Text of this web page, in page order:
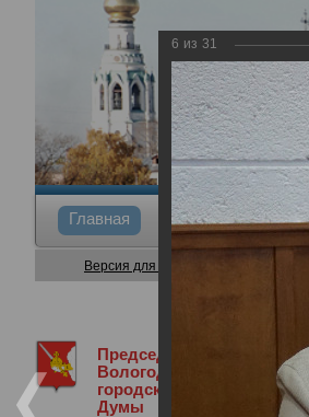
Главная Общие сведения
Версия для слабовидящих
Председатель
Вологодской
городской
Думы
Медиа
6 из 31